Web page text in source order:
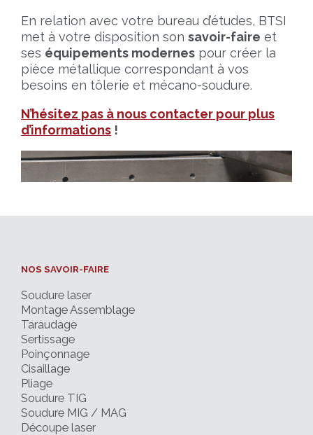
En relation avec votre bureau d’études, BTSI
met à votre disposition son savoir-faire et
ses équipements modernes pour créer la
pièce métallique correspondant à vos
besoins en tôlerie et mécano-soudure.
N’hésitez pas à nous contacter pour plus
d’informations !
NOS SAVOIR-FAIRE
Soudure laser
Montage Assemblage
Taraudage
Sertissage
Poinçonnage
Cisaillage
Pliage
Soudure TIG
Soudure MIG / MAG
Découpe laser